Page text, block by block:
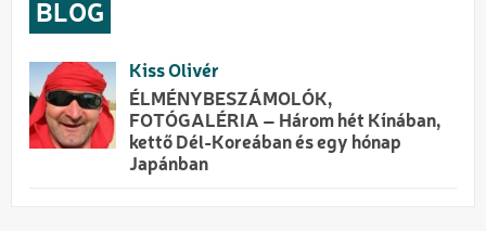
BLOG
Kiss Olivér
ÉLMÉNYBESZÁMOLÓK,
FOTÓGALÉRIA – Három hét Kínában,
kettő Dél-Koreában és egy hónap
Japánban